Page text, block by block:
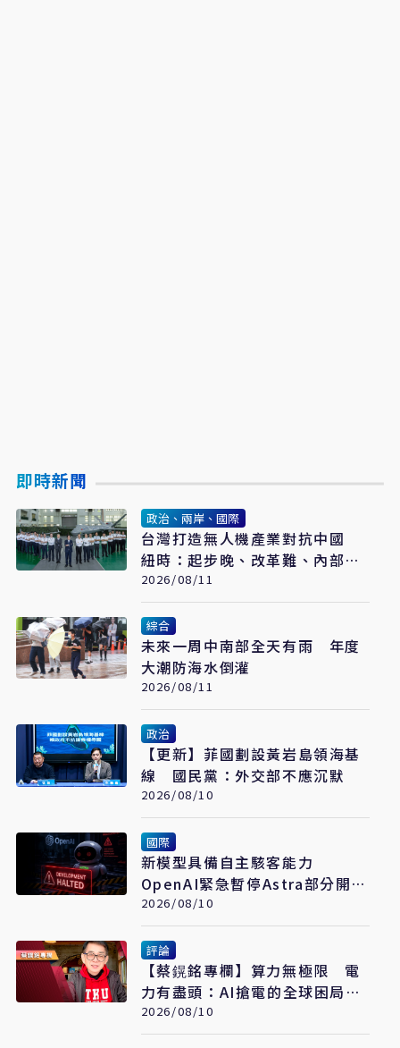
即時新聞
政治、兩岸、國際
台灣打造無人機產業對抗中國
紐時：起步晚、改革難、內部分
歧成阻力
2026/08/11
綜合
未來一周中南部全天有雨 年度
大潮防海水倒灌
2026/08/11
政治
【更新】菲國劃設黃岩島領海基
線 國民黨：外交部不應沉默
2026/08/10
國際
新模型具備自主駭客能力
OpenAI緊急暫停Astra部分開發
工作
2026/08/10
評論
【蔡鎤銘專欄】算力無極限 電
力有盡頭：AI搶電的全球困局與
突圍
2026/08/10